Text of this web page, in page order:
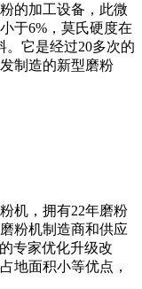
的加工设备，此微
于6%，莫氏硬度在
。它是经过20多次的
制造的新型磨粉
机，拥有22年磨粉
粉机制造商和供应
专家优化升级改
地面积小等优点，